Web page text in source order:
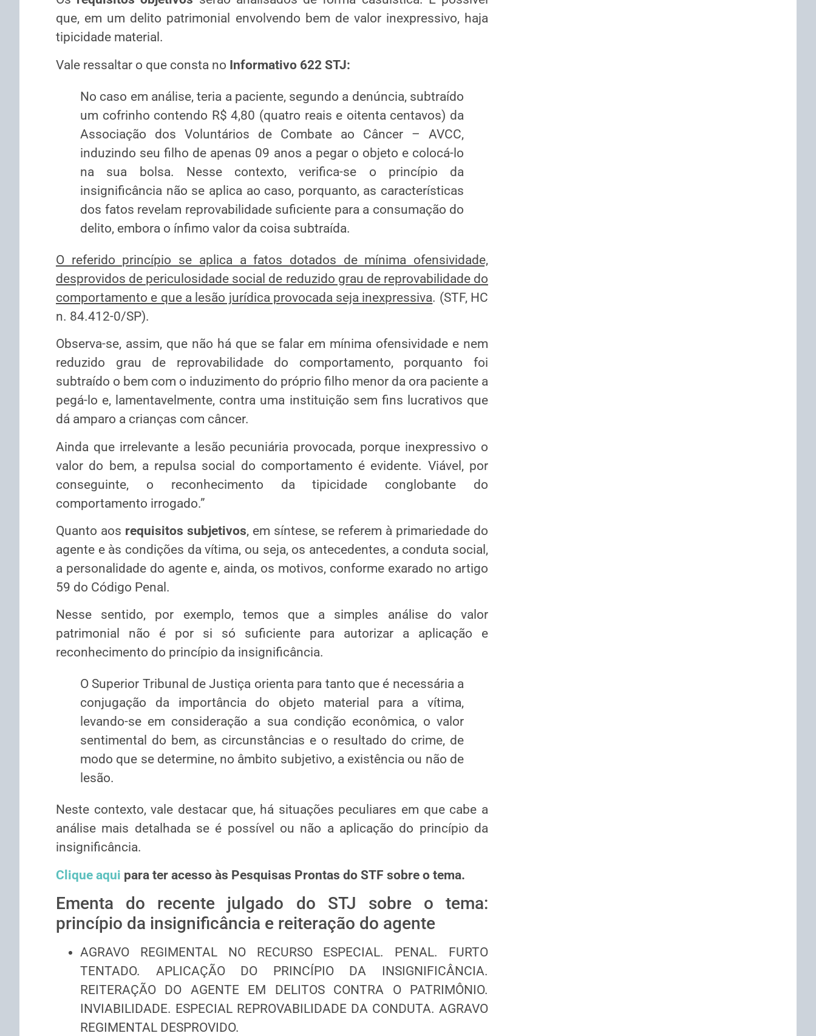
que, em um delito patrimonial envolvendo bem de valor inexpressivo, haja
tipicidade material.
Vale ressaltar o que consta no Informativo 622 STJ:
No caso em análise, teria a paciente, segundo a denúncia, subtraído
um cofrinho contendo R$ 4,80 (quatro reais e oitenta centavos) da
Associação dos Voluntários de Combate ao Câncer – AVCC,
induzindo seu filho de apenas 09 anos a pegar o objeto e colocá-lo
na sua bolsa. Nesse contexto, verifica-se o princípio da
insignificância não se aplica ao caso, porquanto, as características
dos fatos revelam reprovabilidade suficiente para a consumação do
delito, embora o ínfimo valor da coisa subtraída.
O referido princípio se aplica a fatos dotados de mínima ofensividade,
desprovidos de periculosidade social de reduzido grau de reprovabilidade do
comportamento e que a lesão jurídica provocada seja inexpressiva. (STF, HC
n. 84.412-0/SP).
Observa-se, assim, que não há que se falar em mínima ofensividade e nem
reduzido grau de reprovabilidade do comportamento, porquanto foi
subtraído o bem com o induzimento do próprio filho menor da ora paciente a
pegá-lo e, lamentavelmente, contra uma instituição sem fins lucrativos que
dá amparo a crianças com câncer.
Ainda que irrelevante a lesão pecuniária provocada, porque inexpressivo o
valor do bem, a repulsa social do comportamento é evidente. Viável, por
conseguinte, o reconhecimento da tipicidade conglobante do
comportamento irrogado.”
Quanto aos requisitos subjetivos, em síntese, se referem à primariedade do
agente e às condições da vítima, ou seja, os antecedentes, a conduta social,
a personalidade do agente e, ainda, os motivos, conforme exarado no artigo
59 do Código Penal.
Nesse sentido, por exemplo, temos que a simples análise do valor
patrimonial não é por si só suficiente para autorizar a aplicação e
reconhecimento do princípio da insignificância.
O Superior Tribunal de Justiça orienta para tanto que é necessária a
conjugação da importância do objeto material para a vítima,
levando-se em consideração a sua condição econômica, o valor
sentimental do bem, as circunstâncias e o resultado do crime, de
modo que se determine, no âmbito subjetivo, a existência ou não de
lesão.
Neste contexto, vale destacar que, há situações peculiares em que cabe a
análise mais detalhada se é possível ou não a aplicação do princípio da
insignificância.
Clique aqui para ter acesso às Pesquisas Prontas do STF sobre o tema.
Ementa do recente julgado do STJ sobre o tema:
princípio da insignificância e reiteração do agente
AGRAVO REGIMENTAL NO RECURSO ESPECIAL. PENAL. FURTO
TENTADO. APLICAÇÃO DO PRINCÍPIO DA INSIGNIFICÂNCIA.
REITERAÇÃO DO AGENTE EM DELITOS CONTRA O PATRIMÔNIO.
INVIABILIDADE. ESPECIAL REPROVABILIDADE DA CONDUTA. AGRAVO
REGIMENTAL DESPROVIDO.